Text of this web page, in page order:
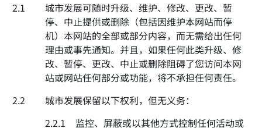
2.1
城市发展可随时升级、维护、修改、更改、暂
停、中止提供或删除（包括因维护本网站而停
机）本网站的全部或部分内容，而无需给出任何
理由或事先通知。并且，如果任何此类升级、修
改、暂停、更改、中止或删除阻碍了您访问本网
站或网站任何部分或功能，将不承担任何责任。
2.2
城市发展保留以下权利，但无义务：
2.2.1
监控、屏蔽或以其他方式控制任何活动或